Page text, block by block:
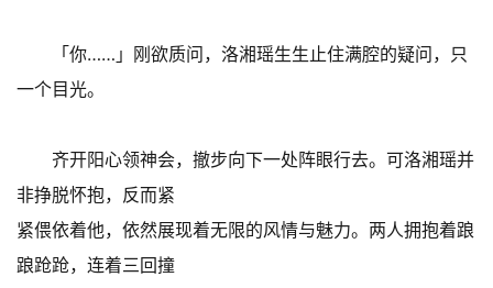
「你……」刚欲质问，洛湘瑶生生止住满腔的疑问，只
一个目光。
齐开阳心领神会，撤步向下一处阵眼行去。可洛湘瑶并
非挣脱怀抱，反而紧
紧偎依着他，依然展现着无限的风情与魅力。两人拥抱着踉
踉跄跄，连着三回撞